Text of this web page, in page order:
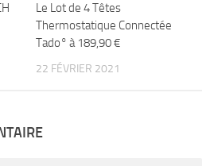
Le Lot de 4 Têtes
Thermostatique Connectée
Tado° à 189,90 €
22 FÉVRIER 2021